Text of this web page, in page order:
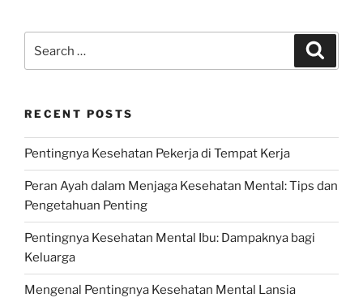
for:
RECENT POSTS
Pentingnya Kesehatan Pekerja di Tempat Kerja
Peran Ayah dalam Menjaga Kesehatan Mental: Tips dan
Pengetahuan Penting
Pentingnya Kesehatan Mental Ibu: Dampaknya bagi
Keluarga
Mengenal Pentingnya Kesehatan Mental Lansia